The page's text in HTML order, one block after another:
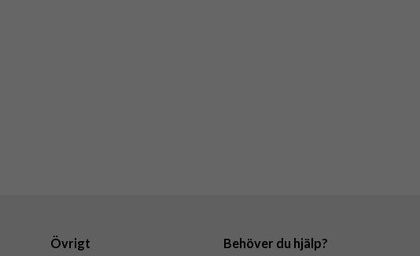
Övrigt Behöver du hjälp?